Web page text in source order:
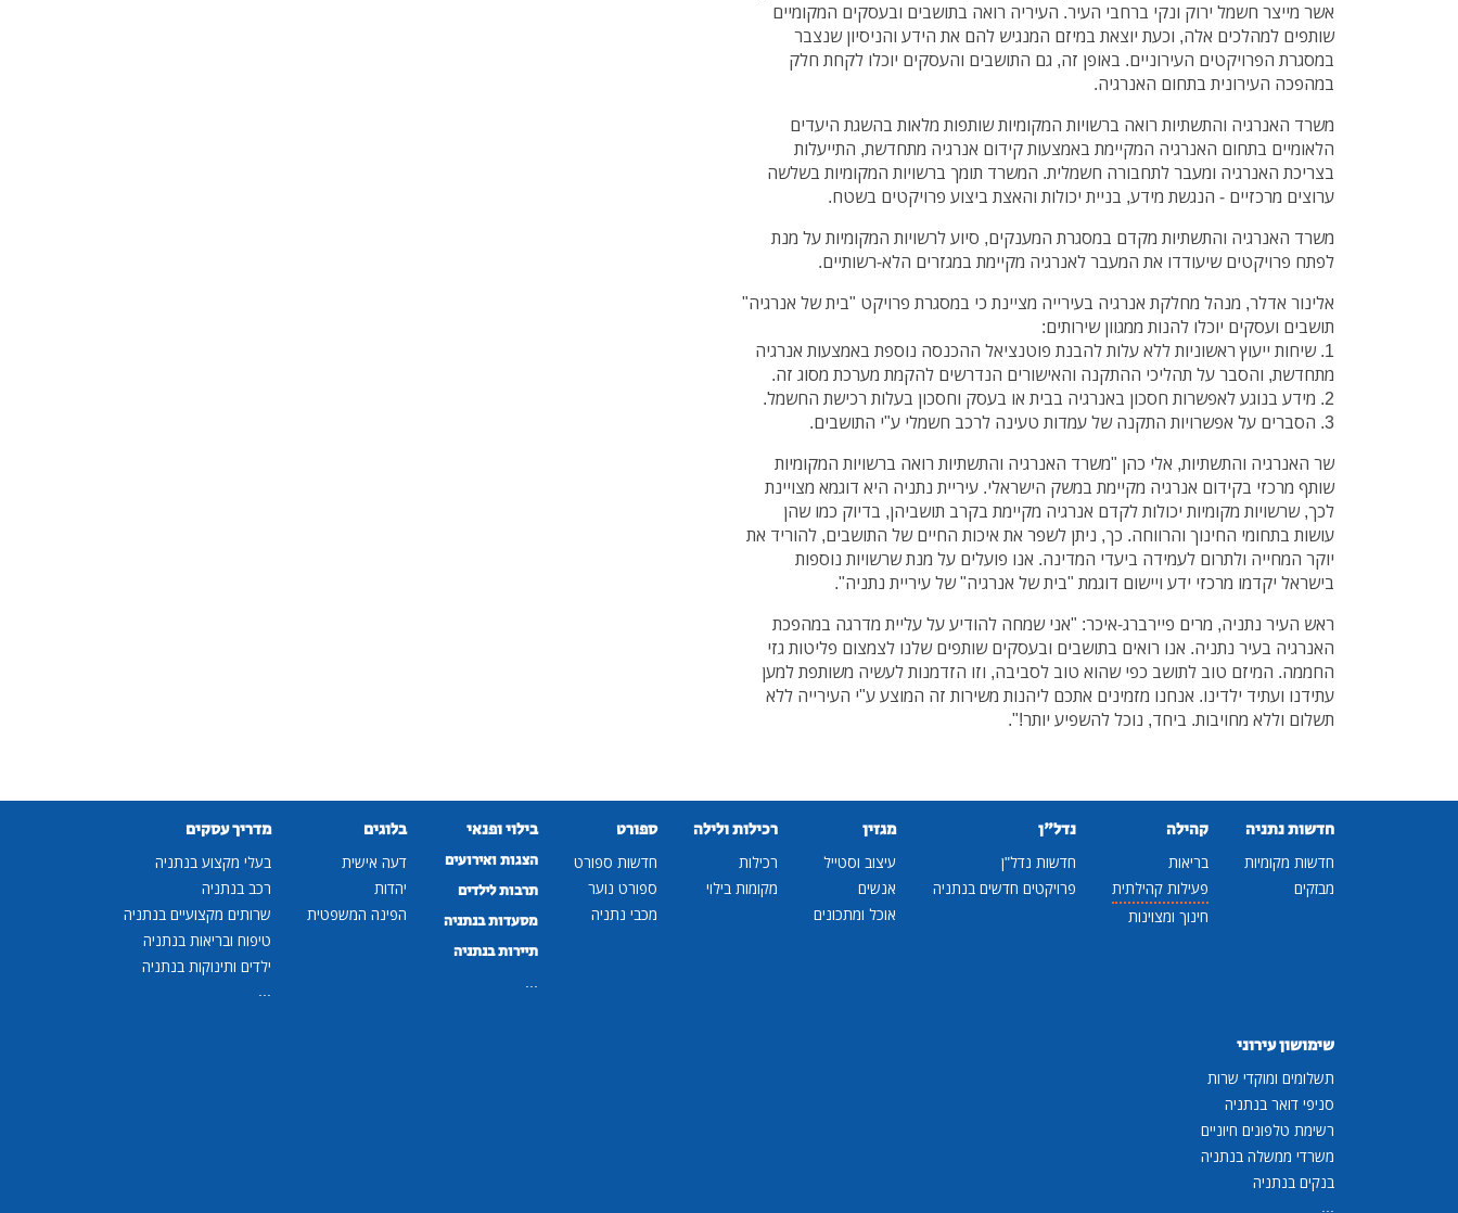
אשר מייצר חשמל ירוק ונקי ברחבי העיר. העיריה רואה בתושבים ובעסקים המקומיים
שותפים למהלכים אלה, וכעת יוצאת במיזם המנגיש להם את הידע והניסיון שנצבר
במסגרת הפרויקטים העירוניים. באופן זה, גם התושבים והעסקים יוכלו לקחת חלק
במהפכה העירונית בתחום האנרגיה.
משרד האנרגיה והתשתיות רואה ברשויות המקומיות שותפות מלאות בהשגת היעדים
הלאומיים בתחום האנרגיה המקיימת באמצעות קידום אנרגיה מתחדשת, התייעלות
בצריכת האנרגיה ומעבר לתחבורה חשמלית. המשרד תומך ברשויות המקומיות בשלשה
ערוצים מרכזיים - הנגשת מידע, בניית יכולות והאצת ביצוע פרויקטים בשטח.
משרד האנרגיה והתשתיות מקדם במסגרת המענקים, סיוע לרשויות המקומיות על מנת
לפתח פרויקטים שיעודדו את המעבר לאנרגיה מקיימת במגזרים הלא-רשותיים.
אלינור אדלר, מנהל מחלקת אנרגיה בעירייה מציינת כי במסגרת פרויקט "בית של אנרגיה"
תושבים ועסקים יוכלו להנות ממגוון שירותים:
1. שיחות ייעוץ ראשוניות ללא עלות להבנת פוטנציאל ההכנסה נוספת באמצעות אנרגיה
מתחדשת, והסבר על תהליכי ההתקנה והאישורים הנדרשים להקמת מערכת מסוג זה.
2. מידע בנוגע לאפשרות חסכון באנרגיה בבית או בעסק וחסכון בעלות רכישת החשמל.
3. הסברים על אפשרויות התקנה של עמדות טעינה לרכב חשמלי ע"י התושבים.
שר האנרגיה והתשתיות, אלי כהן "משרד האנרגיה והתשתיות רואה ברשויות המקומיות
שותף מרכזי בקידום אנרגיה מקיימת במשק הישראלי. עיריית נתניה היא דוגמא מצויינת
לכך, שרשויות מקומיות יכולות לקדם אנרגיה מקיימת בקרב תושביהן, בדיוק כמו שהן
עושות בתחומי החינוך והרווחה. כך, ניתן לשפר את איכות החיים של התושבים, להוריד את
יוקר המחייה ולתרום לעמידה ביעדי המדינה. אנו פועלים על מנת שרשויות נוספות
בישראל יקדמו מרכזי ידע ויישום דוגמת "בית של אנרגיה" של עיריית נתניה".
ראש העיר נתניה, מרים פיירברג-איכר: "אני שמחה להודיע על עליית מדרגה במהפכת
האנרגיה בעיר נתניה. אנו רואים בתושבים ובעסקים שותפים שלנו לצמצום פליטות גזי
החממה. המיזם טוב לתושב כפי שהוא טוב לסביבה, וזו הזדמנות לעשיה משותפת למען
עתידנו ועתיד ילדינו. אנחנו מזמינים אתכם ליהנות משירות זה המוצע ע"י העירייה ללא
תשלום וללא מחויבות. ביחד, נוכל להשפיע יותר!".
חדשות נתניה
חדשות מקומיות
מבזקים
קהילה
בריאות
פעילות קהילתית
חינוך ומצוינות
נדל"ן
חדשות נדל"ן
פרויקטים חדשים בנתניה
מגזין
עיצוב וסטייל
אנשים
אוכל ומתכונים
רכילות ולילה
רכילות
מקומות בילוי
ספורט
חדשות ספורט
ספורט נוער
מכבי נתניה
בילוי ופנאי
הצגות ואירועים
תרבות לילדים
מסעדות בנתניה
תיירות בנתניה
...
בלוגים
דעה אישית
יהדות
הפינה המשפטית
מדריך עסקים
בעלי מקצוע בנתניה
רכב בנתניה
שרותים מקצועיים בנתניה
טיפוח ובריאות בנתניה
ילדים ותינוקות בנתניה
...
שימושון עירוני
תשלומים ומוקדי שרות
סניפי דואר בנתניה
רשימת טלפונים חיוניים
משרדי ממשלה בנתניה
בנקים בנתניה
...